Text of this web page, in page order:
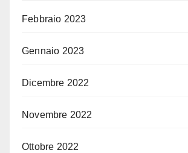
Febbraio 2023
Gennaio 2023
Dicembre 2022
Novembre 2022
Ottobre 2022